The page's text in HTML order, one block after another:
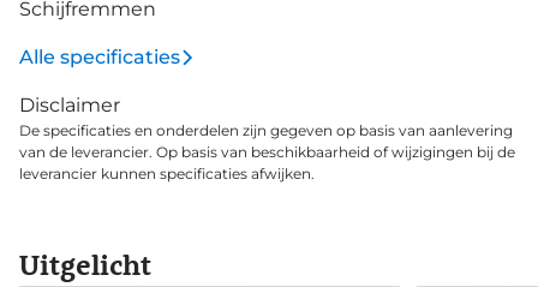
zijn voorzien van&nbsp;ABS-systeem, dat voorkomt
dat het voorwiel blokkeert.
Schijfremmen
Alle specificaties
Disclaimer
De specificaties en onderdelen zijn gegeven op basis van aanlevering
van de leverancier. Op basis van beschikbaarheid of wijzigingen bij de
leverancier kunnen specificaties afwijken.
Uitgelicht